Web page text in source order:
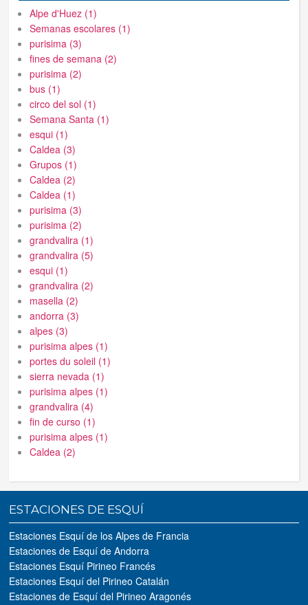
Alpe d'Huez (1)
Semanas escolares (1)
purisima (3)
fines de semana (2)
purisima (2)
bus (1)
circo del sol (1)
Semana Santa (1)
esqui (1)
Caldea (3)
Grupos (1)
Caldea (2)
Caldea (1)
purisima (3)
purisima (2)
grandvalira (1)
grandvalira (5)
esqui (1)
grandvalira (2)
masella (2)
andorra (3)
alpes (3)
purisima alpes (1)
portes du soleil (1)
sierra nevada (1)
purisima alpes (1)
grandvalira (4)
fin de curso (1)
purisima alpes (1)
Caldea (2)
ESTACIONES DE ESQUÍ
Estaciones Esquí de los Alpes de Francia
Estaciones de Esquí de Andorra
Estaciones Esquí Pirineo Francés
Estaciones Esquí del Pirineo Catalán
Estaciones de Esquí del Pirineo Aragonés